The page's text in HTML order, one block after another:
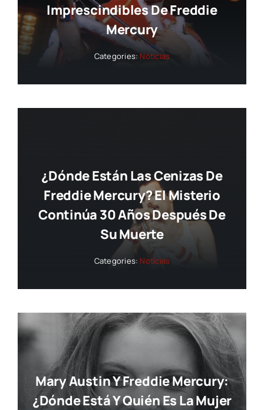
Imprescindibles De Freddie
Mercury
Categories: Noticias
¿Dónde Están Las Cenizas De
Freddie Mercury? El Misterio
Continúa 30 Años Después De
Su Muerte
Categories: Noticias
Mary Austin Y Freddie Mercury:
¿dónde Está Y Quién Es La Mujer